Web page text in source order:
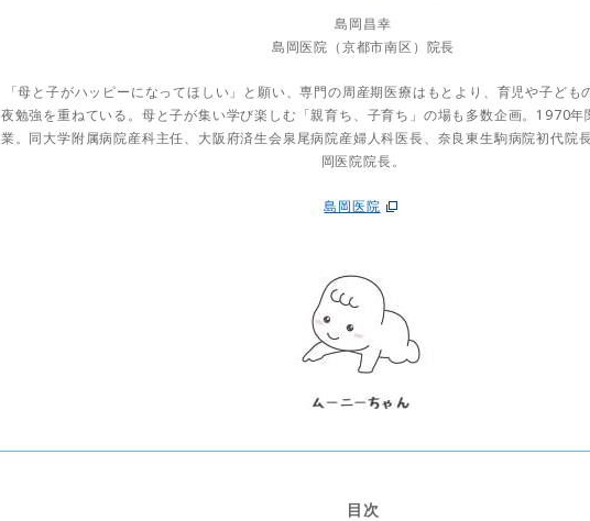
島岡昌幸
島岡医院（京都市南区）院長
「母と子がハッピーになってほしい」と願い、専門の周産期医療はもとより、育児や子ども
夜勉強を重ねている。母と子が集い学び楽しむ「親育ち、子育ち」の場も多数企画。1970年
業。同大学附属病院産科主任、大阪府済生会泉尾病院産婦人科医長、奈良東生駒病院初代院
岡医院院長。
島岡医院
目次